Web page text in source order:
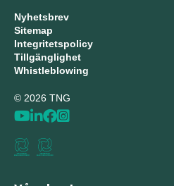
Nyhetsbrev
Sitemap
Integritetspolicy
Tillgänglighet
Whistleblowing
© 2026 TNG